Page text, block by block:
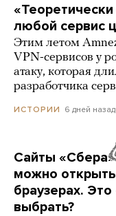
любой сервис
Этим летом
VPN-сервисов у
атаку, которая
разработчика
ИСТОРИИ 6 дней назад
Сайты «Сбера»
можно
браузерах.
выбрать?